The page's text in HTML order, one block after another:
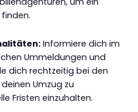
Informiere dich im
Ummeldungen und
dich rechtzeitig bei den
Umzug zu
Fristen einzuhalten.